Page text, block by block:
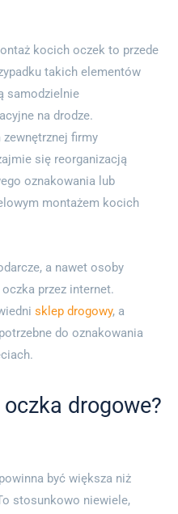
kocich oczek to przede
takich elementów
samodzielnie
na drodze.
firmy
się reorganizacją
oznakowania lub
montażem kocich
a nawet osoby
przez internet.
sklep drogowy, a
do oznakowania
drogowe?
być większa niż
stosunkowo niewiele,